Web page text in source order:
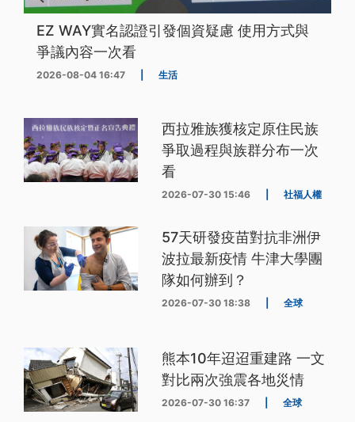
EZ WAY實名認證引發個資疑慮 使用方式與
爭議內容一次看
2026-08-04 16:47 生活
西拉雅族獲核定原住民族
爭取過程與族群分布一次
看
2026-07-30 15:46 社福人權
57天研發疫苗對抗非洲伊
波拉最新疫情 牛津大學團
隊如何辦到？
2026-07-30 18:38 全球
熊本10年迢迢重建路 一文
對比兩次強震各地災情
2026-07-30 16:37 全球